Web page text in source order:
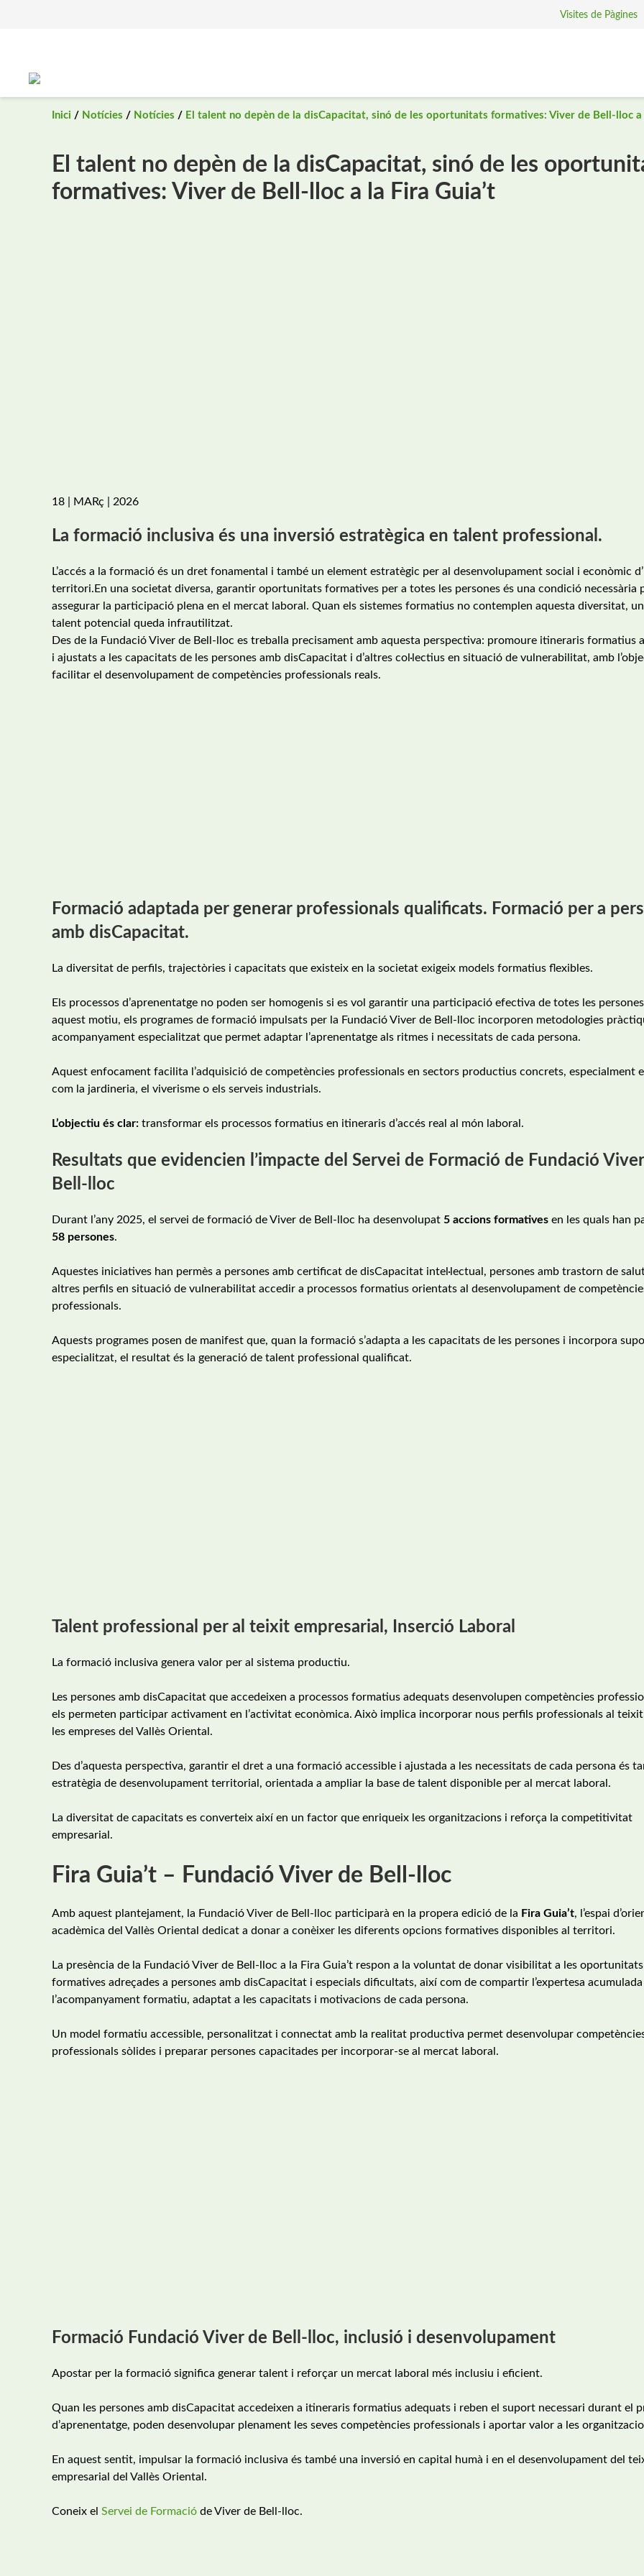
Visites de Pàgines
Inici / Notícies / Notícies / El talent no depèn de la disCapacitat, sinó de les oportunitats formatives: Viver de Bell-lloc a
El talent no depèn de la disCapacitat, sinó de les
formatives: Viver de Bell-lloc a la Fira Guia’t
18 | MARç | 2026
La formació inclusiva és una inversió estratègica en talent professional.
L’accés a la formació és un dret fonamental i també un element estratègic per al desenvolupament social i econòmic
territori.En una societat diversa, garantir oportunitats formatives per a totes les persones és una condició necessària
assegurar la participació plena en el mercat laboral. Quan els sistemes formatius no contemplen aquesta diversitat,
talent potencial queda infrautilitzat.
Des de la Fundació Viver de Bell-lloc es treballa precisament amb aquesta perspectiva: promoure itineraris formatius
i ajustats a les capacitats de les persones amb disCapacitat i d’altres col·lectius en situació de vulnerabilitat, amb
facilitar el desenvolupament de competències professionals reals.
Formació adaptada per generar professionals qualificats. Formació per a
amb disCapacitat.
La diversitat de perfils, trajectòries i capacitats que existeix en la societat exigeix models formatius flexibles.
Els processos d’aprenentatge no poden ser homogenis si es vol garantir una participació efectiva de totes les
aquest motiu, els programes de formació impulsats per la Fundació Viver de Bell-lloc incorporen metodologies
acompanyament especialitzat que permet adaptar l’aprenentatge als ritmes i necessitats de cada persona.
Aquest enfocament facilita l’adquisició de competències professionals en sectors productius concrets, especialment
com la jardineria, el viverisme o els serveis industrials.
L’objectiu és clar: transformar els processos formatius en itineraris d’accés real al món laboral.
Resultats que evidencien l’impacte del Servei de Formació de Fundació
Bell-lloc
Durant l’any 2025, el servei de formació de Viver de Bell-lloc ha desenvolupat 5 accions formatives en les quals han
58 persones.
Aquestes iniciatives han permès a persones amb certificat de disCapacitat intel·lectual, persones amb trastorn de
altres perfils en situació de vulnerabilitat accedir a processos formatius orientats al desenvolupament de
professionals.
Aquests programes posen de manifest que, quan la formació s’adapta a les capacitats de les persones i incorpora
especialitzat, el resultat és la generació de talent professional qualificat.
Talent professional per al teixit empresarial, Inserció Laboral
La formació inclusiva genera valor per al sistema productiu.
Les persones amb disCapacitat que accedeixen a processos formatius adequats desenvolupen competències
els permeten participar activament en l’activitat econòmica. Això implica incorporar nous perfils professionals al
les empreses del Vallès Oriental.
Des d’aquesta perspectiva, garantir el dret a una formació accessible i ajustada a les necessitats de cada persona és
estratègia de desenvolupament territorial, orientada a ampliar la base de talent disponible per al mercat laboral.
La diversitat de capacitats es converteix així en un factor que enriqueix les organitzacions i reforça la competitivitat
empresarial.
Fira Guia’t – Fundació Viver de Bell-lloc
Amb aquest plantejament, la Fundació Viver de Bell-lloc participarà en la propera edició de la Fira Guia’t, l’espai
acadèmica del Vallès Oriental dedicat a donar a conèixer les diferents opcions formatives disponibles al territori.
La presència de la Fundació Viver de Bell-lloc a la Fira Guia’t respon a la voluntat de donar visibilitat a les oportunitats
formatives adreçades a persones amb disCapacitat i especials dificultats, així com de compartir l’expertesa
l’acompanyament formatiu, adaptat a les capacitats i motivacions de cada persona.
Un model formatiu accessible, personalitzat i connectat amb la realitat productiva permet desenvolupar
professionals sòlides i preparar persones capacitades per incorporar-se al mercat laboral.
Formació Fundació Viver de Bell-lloc, inclusió i desenvolupament
Apostar per la formació significa generar talent i reforçar un mercat laboral més inclusiu i eficient.
Quan les persones amb disCapacitat accedeixen a itineraris formatius adequats i reben el suport necessari durant el
d’aprenentatge, poden desenvolupar plenament les seves competències professionals i aportar valor a les
En aquest sentit, impulsar la formació inclusiva és també una inversió en capital humà i en el desenvolupament del
empresarial del Vallès Oriental.
Coneix el Servei de Formació de Viver de Bell-lloc.